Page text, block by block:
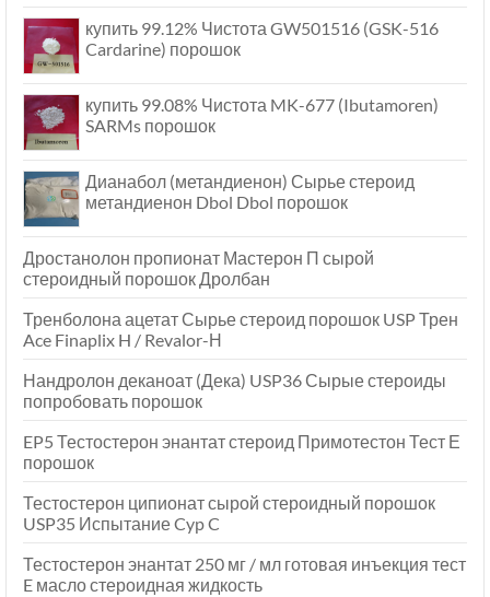
купить 99.12% Чистота GW501516 (GSK-516
Cardarine) порошок
купить 99.08% Чистота MK-677 (Ibutamoren)
SARMs порошок
Дианабол (метандиенон) Сырье стероид
метандиенон Dbol Dbol порошок
Дростанолон пропионат Мастерон П сырой
стероидный порошок Дролбан
Тренболона ацетат Сырье стероид порошок USP Трен
Ace Finaplix H / Revalor-Н
Нандролон деканоат (Дека) USP36 Сырые стероиды
попробовать порошок
EP5 Тестостерон энантат стероид Примотестон Тест Е
порошок
Тестостерон ципионат сырой стероидный порошок
USP35 Испытание Cyp C
Тестостерон энантат 250 мг / мл готовая инъекция тест
E масло стероидная жидкость